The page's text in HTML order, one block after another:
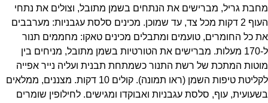
מחבת גריל, מברישים את הנתחים בשמן מתובל, וצולים את נתחי
העוף 2 דקות מכל צד, עד שמוכן. מכינים סלסת עגבניות: מערבבים
את כל החומרים, טועמים ומתבלים מכינים טאקו: מחממים תנור
ל-170 מעלות. מברישים את הטורטיות בשמן מתובל, מניחים בין
מוטות המתכת של רשת התנור כשמתחת תבנית ועליה נייר אפייה
לקליטת טיפות השמן (ראו תמונה). קולים 10 דקות. מצננים, ממלאים
בשעועית, עוף, סלסת עגבניות ואבוקדו ומגישים. לחילופין שומרים